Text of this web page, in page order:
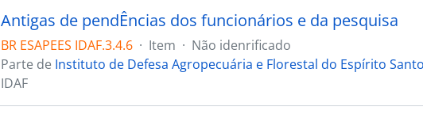
Antigas de pendÊncias dos funcionários e da pesquisa
BR ESAPEES IDAF.3.4.6 · Item · Não idenrificado
Parte de Instituto de Defesa Agropecuária e Florestal do Espírito Santo
IDAF